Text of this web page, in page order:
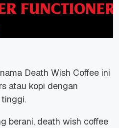
Death Wish Coffee ini
atau kopi dengan
berani, death wish coffee